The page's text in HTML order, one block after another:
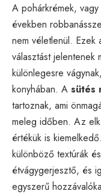
A pohárkrémek,
években
nem véletlenül. Ezek
választást jelentenek
különlegesre
konyhában. A sütés
tartoznak, ami
meleg időben. Az
értékük is
különböző textúrák
étvágygerjesztő, és
egyszerű